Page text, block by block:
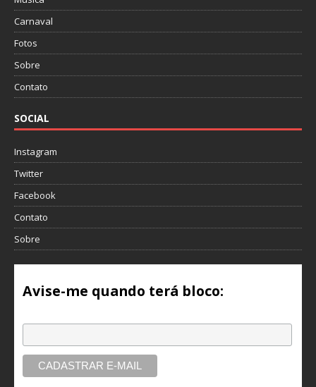
Carnaval
Fotos
Sobre
Contato
SOCIAL
Instagram
Twitter
Facebook
Contato
Sobre
Avise-me quando terá bloco: